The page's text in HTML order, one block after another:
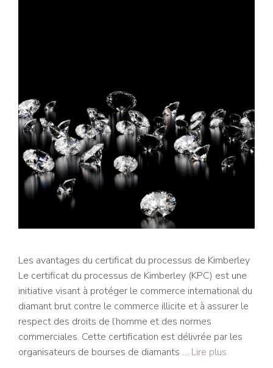
Les avantages du certificat du processus de Kimberley
Le certificat du processus de Kimberley (KPC) est une
initiative visant à protéger le commerce international du
diamant brut contre le commerce illicite et à assurer le
respect des droits de l’homme et des normes
commerciales. Cette certification est délivrée par les
organisateurs de bourses de diamants … Lire plus